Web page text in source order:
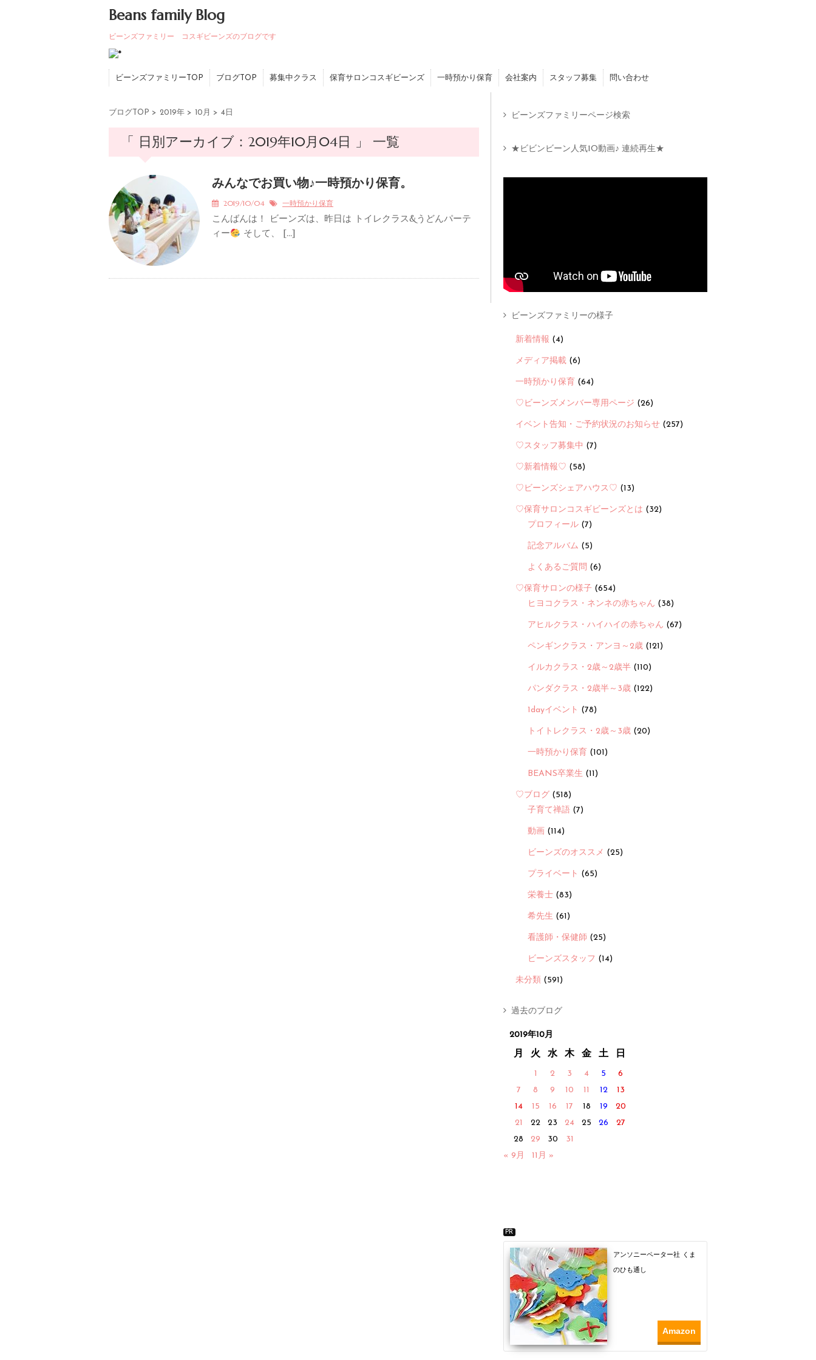
Beans family Blog
ビーンズファミリー コスギビーンズのブログです
ビーンズファミリーTOP ブログTOP 募集中クラス 保育サロンコスギビーンズ 一時預かり保育 会社案内 スタッフ募集 問い合わせ
ブログTOP > 2019年 > 10月 > 4日
「 日別アーカイブ：2019年10月04日 」 一覧
みんなでお買い物♪一時預かり保育。
2019/10/04 一時預かり保育
こんばんは！ ビーンズは、昨日は トイレクラス&うどんパーテ
ィー
そして、 […]
ビーンズファミリーページ検索
★ビビンビーン人気10動画♪ 連続再生★
ビーンズファミリーの様子
新着情報 (4)
メディア掲載 (6)
一時預かり保育 (64)
♡ビーンズメンバー専用ページ (26)
イベント告知・ご予約状況のお知らせ (257)
♡スタッフ募集中 (7)
♡新着情報♡ (58)
♡ビーンズシェアハウス♡ (13)
♡保育サロンコスギビーンズとは (32)
プロフィール (7)
記念アルバム (5)
よくあるご質問 (6)
♡保育サロンの様子 (654)
ヒヨコクラス・ネンネの赤ちゃん (38)
アヒルクラス・ハイハイの赤ちゃん (67)
ペンギンクラス・アンヨ～2歳 (121)
イルカクラス・2歳～2歳半 (110)
パンダクラス・2歳半～3歳 (122)
1dayイベント (78)
トイトレクラス・2歳～3歳 (20)
一時預かり保育 (101)
BEANS卒業生 (11)
♡ブログ (518)
子育て禅語 (7)
動画 (114)
ビーンズのオススメ (25)
プライベート (65)
栄養士 (83)
希先生 (61)
看護師・保健師 (25)
ビーンズスタッフ (14)
未分類 (591)
過去のブログ
2019年10月
月 火 水 木 金 土 日
1 2 3 4 5
6
7
8 9 10 11 12
13
14
15 16 17 18 19
20
21
22 23 24 25 26
27
28
29 30
31
« 9月
11月 »
PR
アンソニーペーター社 くま
のひも通し
Amazon